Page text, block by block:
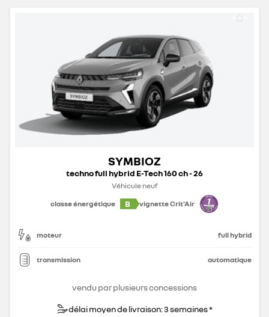
SYMBIOZ
techno full hybrid E-Tech 160 ch - 26
Véhicule neuf
classe énergétique
B vignette Crit'Air
moteur full hybrid
transmission automatique
vendu par plusieurs concessions
délai moyen de livraison: 3 semaines *